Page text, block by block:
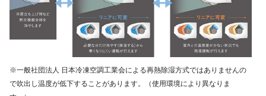
※一般社団法人 日本冷凍空調工業会による再熱除湿方式ではありませんの
で吹出し温度が低下することがあります。（使用環境により異なりま